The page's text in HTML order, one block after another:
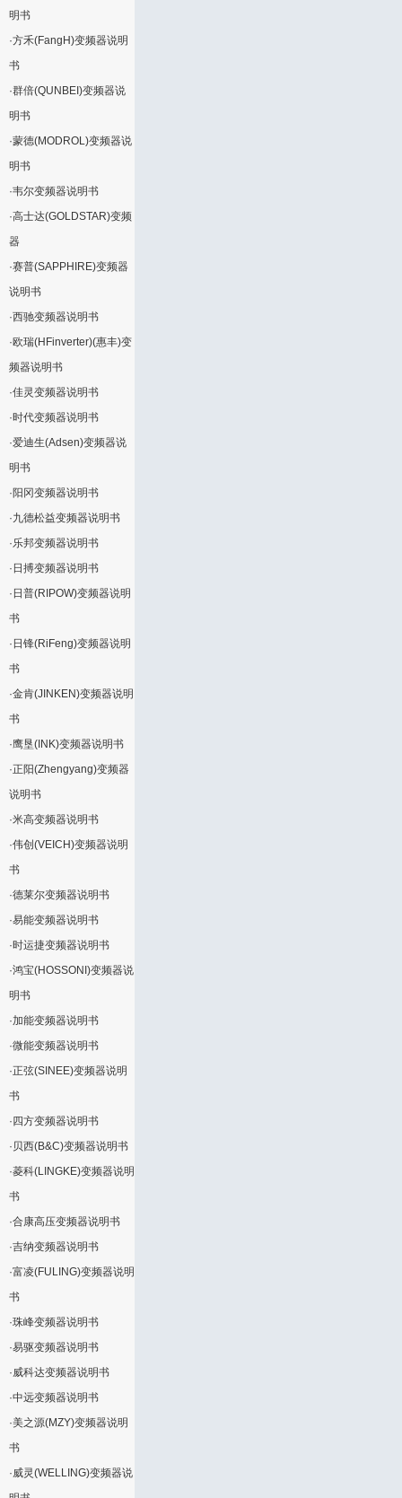
明书
·方禾(FangH)变频器说明
书
·群倍(QUNBEI)变频器说
明书
·蒙德(MODROL)变频器说
明书
·韦尔变频器说明书
·高士达(GOLDSTAR)变频
器
·赛普(SAPPHIRE)变频器
说明书
·西驰变频器说明书
·欧瑞(HFinverter)(惠丰)变
频器说明书
·佳灵变频器说明书
·时代变频器说明书
·爱迪生(Adsen)变频器说
明书
· 阳冈变频器说明书
·九德松益变频器说明书
·乐邦变频器说明书
· 日搏变频器说明书
· 日普(RIPOW)变频器说明
书
· 日锋(RiFeng)变频器说明
书
·金肯(JINKEN)变频器说明
书
·鹰垦(INK)变频器说明书
·正阳(Zhengyang)变频器
说明书
·米高变频器说明书
·伟创(VEICH)变频器说明
书
·德莱尔变频器说明书
·易能变频器说明书
·时运捷变频器说明书
·鸿宝(HOSSONI)变频器说
明书
·加能变频器说明书
·微能变频器说明书
·正弦(SINEE)变频器说明
书
· 四方变频器说明书
· 贝西(B&C)变频器说明书
·菱科(LINGKE)变频器说明
书
·合康高压变频器说明书
·吉纳变频器说明书
·富凌(FULING)变频器说明
书
·珠峰变频器说明书
·易驱变频器说明书
·威科达变频器说明书
·中远变频器说明书
·美之源(MZY)变频器说明
书
·威灵(WELLING)变频器说